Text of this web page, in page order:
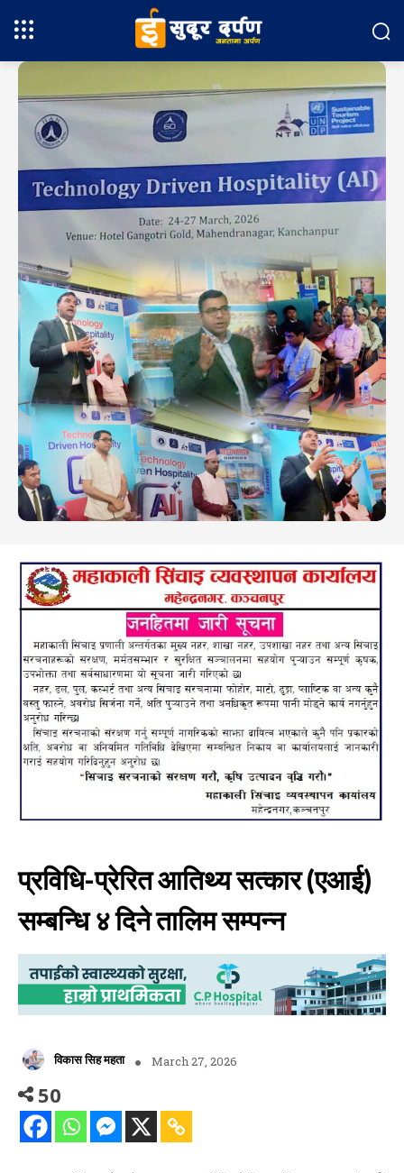
प्रविधि-प्रेरित आतिथ्य सत्कार (एआई)
सम्बन्धि ४ दिने तालिम सम्पन्न
विकास सिह महता March 27, 2026
50